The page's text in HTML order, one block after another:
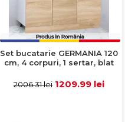
Set bucatarie GERMANIA 120
cm, 4 corpuri, 1 sertar, blat
2006.31 lei 1209.99 lei